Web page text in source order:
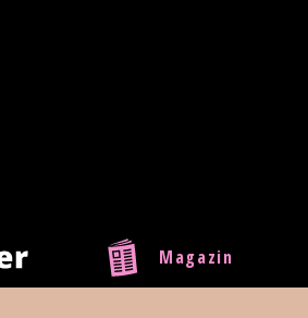
Magazin